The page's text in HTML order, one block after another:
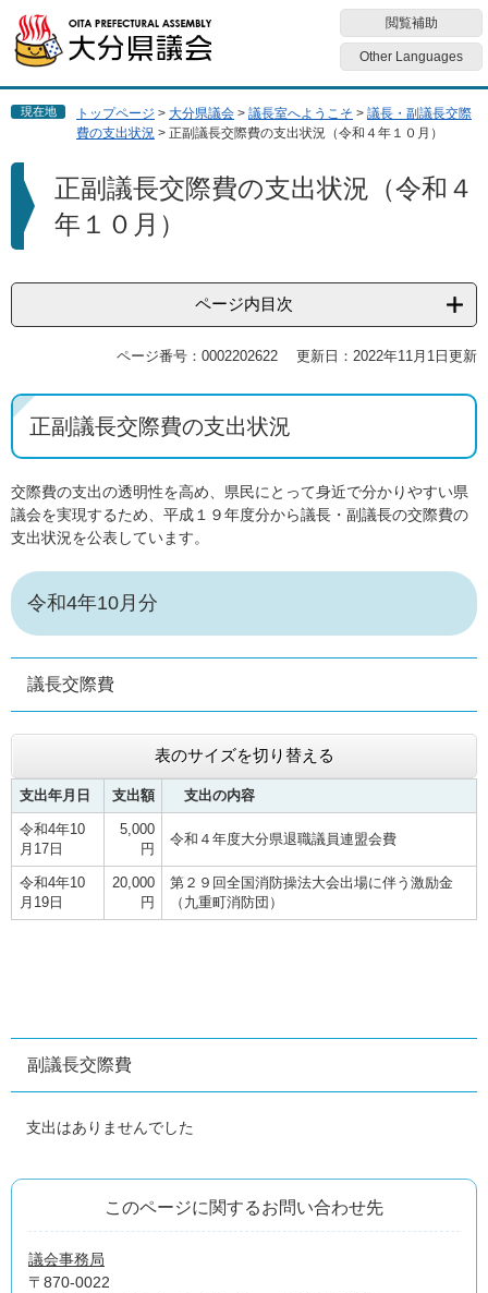
ジ
先
す
ュ
を
し
閲覧補助
Other Languages
現在地 トップページ > 大分県議会 > 議長室へようこそ > 議長・副議長交際
費の支出状況 > 正副議長交際費の支出状況（令和４年１０月）
正副議長交際費の支出状況（令和４
年１０月）
ページ内目次
ページ番号：0002202622 更新日：2022年11月1日更新
正副議長交際費の支出状況
交際費の支出の透明性を高め、県民にとって身近で分かりやすい県
議会を実現するため、平成１９年度分から議長・副議長の交際費の
支出状況を公表しています。
令和4年10月分
議長交際費
表のサイズを切り替える
支出年月日 支出額 支出の内容
令和4年10
月17日
5,000
円
令和４年度大分県退職議員連盟会費
令和4年10
月19日
20,000
円
第２９回全国消防操法大会出場に伴う激励金
（九重町消防団）
副議長交際費
支出はありませんでした
このページに関するお問い合わせ先
議会事務局
〒870-0022